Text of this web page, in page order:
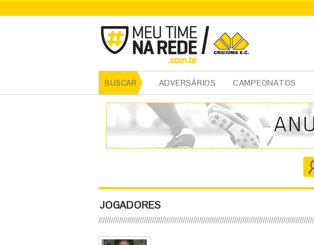
BUSCAR ADVERSÁRIOS CAMPEONATOS
JOGADORES